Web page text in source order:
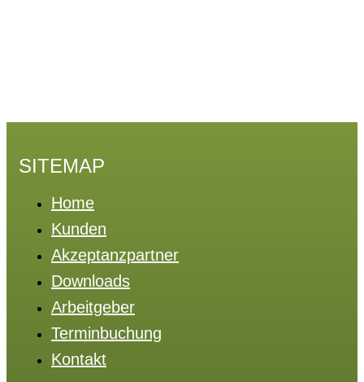
SITEMAP
Home
Kunden
Akzeptanzpartner
Downloads
Arbeitgeber
Terminbuchung
Kontakt